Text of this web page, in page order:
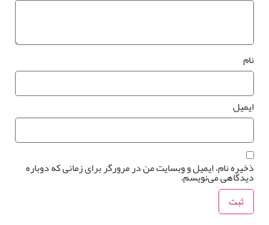
نام، ایمیل و وبسایت من در مرورگر برای زمانی که دوباره
می‌نویسم.